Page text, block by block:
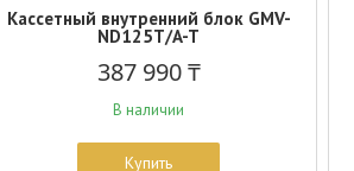
Кассетный внутренний блок GMV-
ND125T/A-T
387 990 ₸
В наличии
Купить